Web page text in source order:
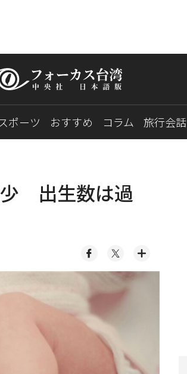
ポーツ おすすめ コラム 旅行会話
少 出生数は過